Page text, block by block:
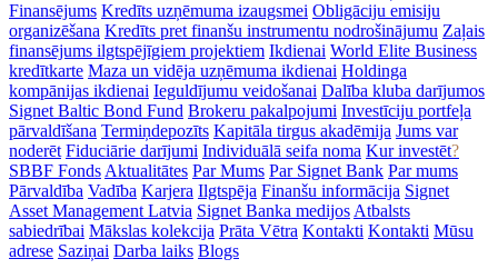
Finansējums Kredīts uzņēmuma izaugsmei Obligāciju emisiju
organizēšana Kredīts pret finanšu instrumentu nodrošinājumu Zaļais
finansējums ilgtspējīgiem projektiem Ikdienai World Elite Business
kredītkarte Maza un vidēja uzņēmuma ikdienai Holdinga
kompānijas ikdienai Ieguldījumu veidošanai Dalība kluba darījumos
Signet Baltic Bond Fund Brokeru pakalpojumi Investīciju portfeļa
pārvaldīšana Termiņdepozīts Kapitāla tirgus akadēmija Jums var
noderēt Fiduciārie darījumi Individuālā seifa noma Kur investēt?
SBBF Fonds Aktualitātes Par Mums Par Signet Bank Par mums
Pārvaldība Vadība Karjera Ilgtspēja Finanšu informācija Signet
Asset Management Latvia Signet Banka medijos Atbalsts
sabiedrībai Mākslas kolekcija Prāta Vētra Kontakti Kontakti Mūsu
adrese Saziņai Darba laiks Blogs